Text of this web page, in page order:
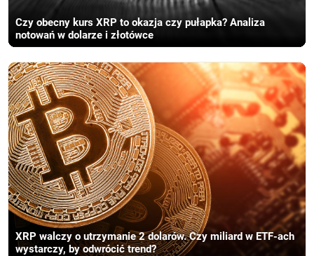
Czy obecny kurs XRP to okazja czy pułapka? Analiza
notowań w dolarze i złotówce
XRP walczy o utrzymanie 2 dolarów. Czy miliard w ETF-ach
wystarczy, by odwrócić trend?